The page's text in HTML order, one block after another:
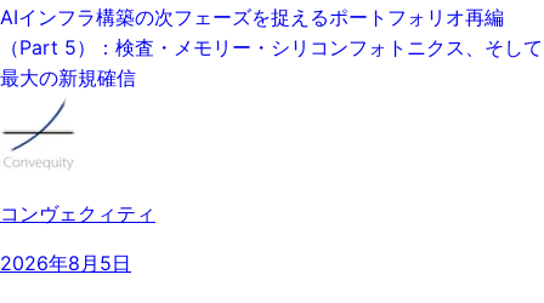
AIインフラ構築の次フェーズを捉えるポートフォリオ再編
（Part 5）：検査・メモリー・シリコンフォトニクス、そして
最大の新規確信
コンヴェクィティ
2026年8月5日